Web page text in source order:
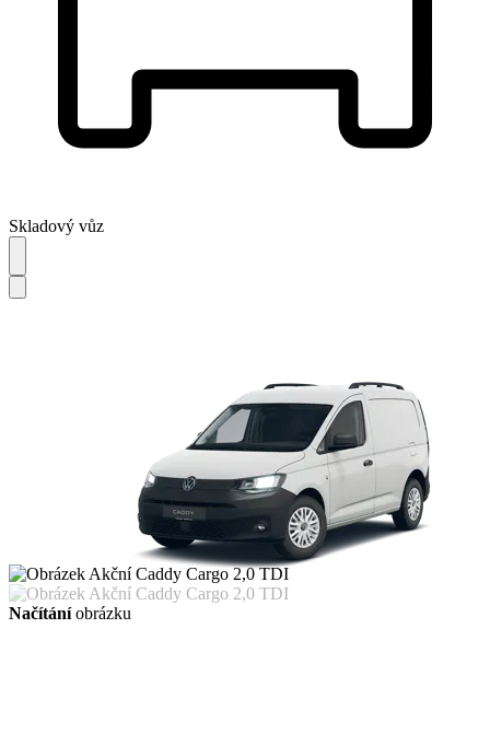
Skladový vůz
Načítáníobrázku